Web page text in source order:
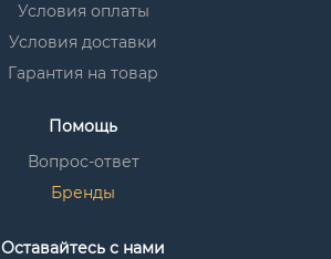
Условия оплаты
Условия доставки
Гарантия на товар
Помощь
Вопрос-ответ
Бренды
Оставайтесь с нами